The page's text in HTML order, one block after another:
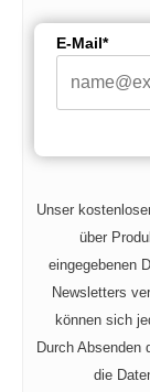
E-Mail*
Unser
über
eingegebenen
Newsletters
können sich
Durch Absenden
die